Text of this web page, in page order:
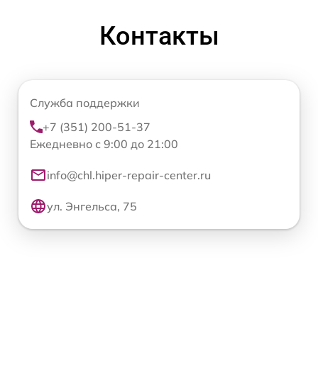
Контакты
Служба поддержки
+7 (351) 200-51-37
Ежедневно с 9:00 до 21:00
info@chl.hiper-repair-center.ru
ул. Энгельса, 75